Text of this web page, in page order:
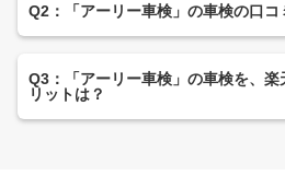
Q2：「アーリー車検」の車検の口コ
Q3：「アーリー車検」の車検を、楽
リットは？